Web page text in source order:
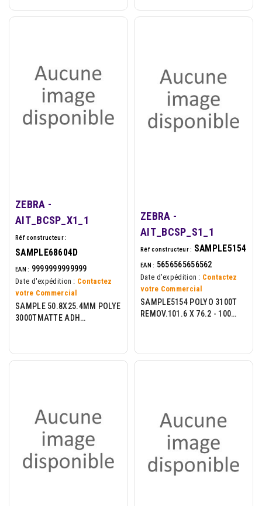
ZEBRA -
AIT_BCSP_X1_1
Réf constructeur :
SAMPLE68604D
EAN : 9999999999999
Date d'expédition : Contactez
votre Commercial
SAMPLE 50.8X25.4MM POLYE
3000TMATTE ADH
ZEBRA -
AIT_BCSP_S1_1
Réf constructeur : SAMPLE5154
EAN : 5656565656562
Date d'expédition : Contactez
votre Commercial
SAMPLE5154 POLYO 3100T
REMOV.101.6 X 76.2 - 100